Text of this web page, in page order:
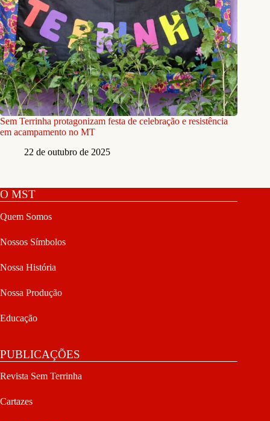
Sem Terrinha protagonizam festa de celebração e resistência
em acampamento no MT
22 de outubro de 2025
O MST
Quem Somos
Nossos Símbolos
Nossa História
Nossa Produção
Educação
PUBLICAÇÕES
Revista Sem Terrinha
Cartazes